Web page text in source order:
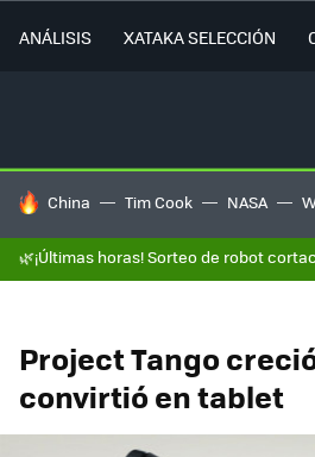
ANÁLISIS XATAKA SELECCIÓN
HOY SE HABLA DE
China Tim Cook NASA
🌿¡Últimas horas! Sorteo de robot
Project Tango
convirtió en tablet